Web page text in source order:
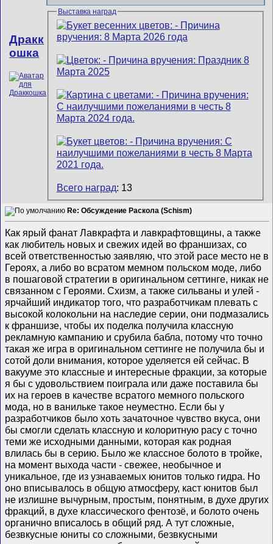
Дракк
ошка
Выставка наград
Всего наград: 13
Re: Обсуждение Раскола (Schism)
Как ярый фанат Лавкрафта и лавкрафтовщины, а также
как любитель новых и свежих идей во франшизах, со
всей ответственностью заявляю, что этой расе место не в
Героях, а либо во всратом мемном польском моде, либо
в пошаговой стратегии в оригинальном сеттинге, никак не
связанном с Героями. Схизм, а также сильваны и улей -
ярчайший индикатор того, что разработчикам плевать с
высокой колокольни на наследие серии, они подмазались
к франшизе, чтобы их поделка получила классную
рекламную кампанию и срубила бабла, потому что точно
такая же игра в оригинальном сеттинге не получила бы и
сотой доли внимания, которое уделяется ей сейчас. В
вакууме это классные и интересные фракции, за которые
я бы с удовольствием поиграла или даже поставила бы
их на героев в качестве всратого мемного польского
мода, но в ванильке такое неуместно. Если бы у
разработчиков было хоть зачаточное чувство вкуса, они
бы смогли сделать классную и колоритную расу с точно
теми же исходными данными, которая как родная
влилась бы в серию. Было же классное болото в тройке,
на момент выхода части - свежее, необычное и
уникальное, где из узнаваемых юнитов только гидра. Но
оно вписывалось в общую атмосферу, каст юнитов был
не излишне вычурным, простым, понятным, в духе других
фракций, в духе классического фентозё, и болото очень
органично вписалось в общий ряд. А тут сложные,
безвкусные юниты со сложными, безвкусными